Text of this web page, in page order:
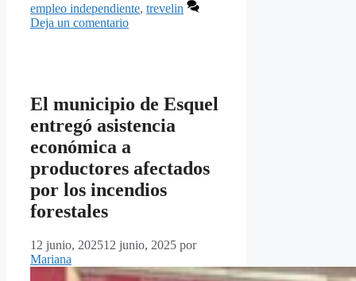
empleo independiente, trevelin
Deja un comentario
El municipio de Esquel
entregó asistencia
económica a
productores afectados
por los incendios
forestales
12 junio, 202512 junio, 2025 por
Mariana